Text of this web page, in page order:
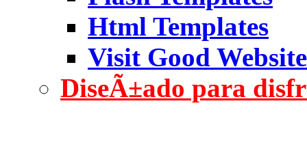
Html Templates
Visit Good Website
DiseÃ±ado para